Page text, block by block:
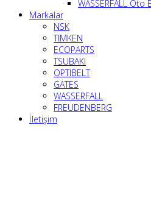
WASSERFALL Oto
Markalar
NSK
TIMKEN
ECOPARTS
TSUBAKI
OPTIBELT
GATES
WASSERFALL
FREUDENBERG
İletişim